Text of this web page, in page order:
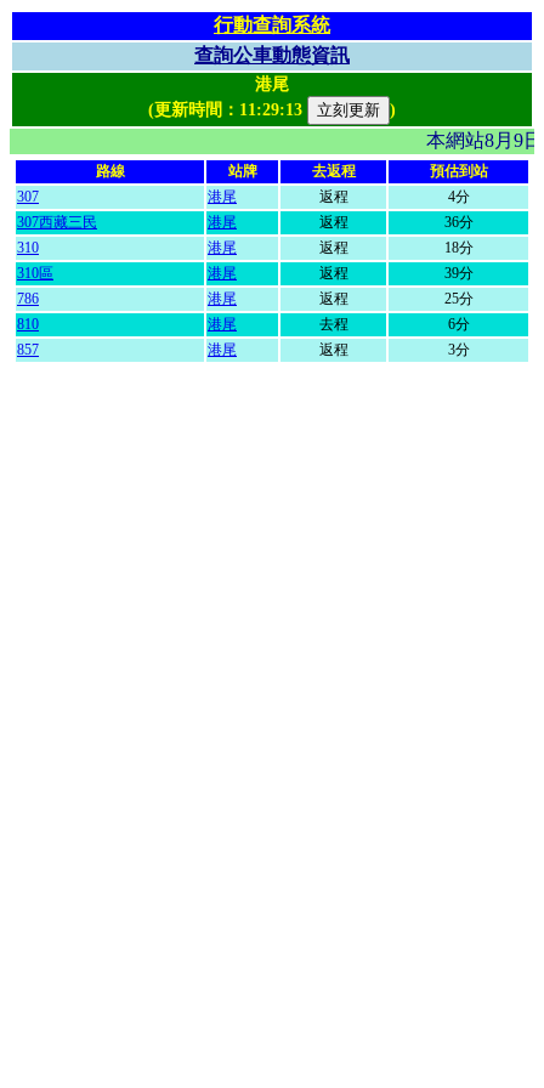
行動查詢系統
查詢公車動態資訊
港尾
(更新時間： 11:29:13 )
本網站8月9
路線 站牌 去返程
預估到站
307
港尾 返程
4分
307西藏三民
港尾 返程
36分
310
港尾 返程
18分
310區
港尾 返程
39分
786
港尾 返程
25分
810
港尾 去程
6分
857
港尾 返程 3分